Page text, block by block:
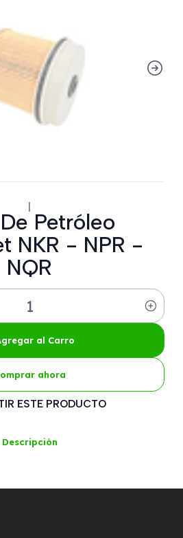
|
Petróleo
NKR - NPR -
NQR
al Carro
ahora
ESTE PRODUCTO
Descripción